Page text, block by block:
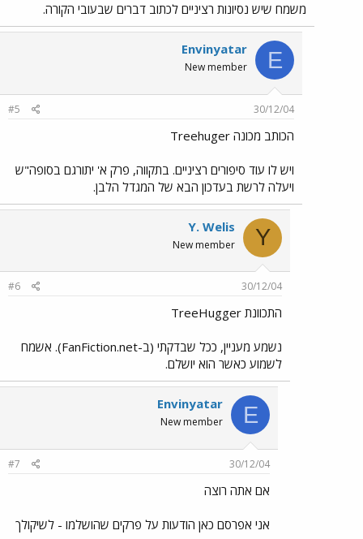
משמח שיש נסיונות רציניים לכתוב דברים שבעובי הקורה.
E
Envinyatar
New member
30/12/04
#5
הכותב מכונה Treehuger
ויש לו עוד סיפורים רציניים. בתקווה, פרק א' יתורגם בסופה"ש
ויעלה לרשת בעדכון הבא של המגדל הלבן.
Y
Y. Welis
New member
30/12/04
#6
התכוונת TreeHugger
נשמע מעניין, ככל שבדקתי (ב-FanFiction.net). אשמח
לשמוע כאשר הוא יושלם.
E
Envinyatar
New member
30/12/04
#7
אם אתה רוצה
אני אפרסם כאן הודעות על פרקים שהושלמו - לשיקולך